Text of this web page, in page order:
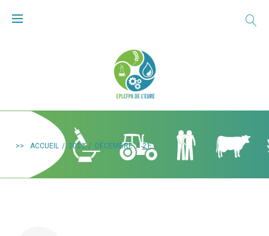
>> ACCUEIL / 2023 / DÉCEMBRE / 21